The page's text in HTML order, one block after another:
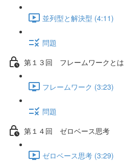
並列型と解決型 (4:11)
問題
第１３回 フレームワークとは
フレームワーク (3:23)
問題
第１４回 ゼロベース思考
ゼロベース思考 (3:29)